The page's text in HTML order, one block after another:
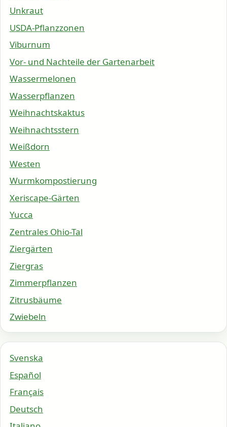
Unkraut
USDA-Pflanzzonen
Viburnum
Vor- und Nachteile der Gartenarbeit
Wassermelonen
Wasserpflanzen
Weihnachtskaktus
Weihnachtsstern
Weißdorn
Westen
Wurmkompostierung
Xeriscape-Gärten
Yucca
Zentrales Ohio-Tal
Ziergärten
Ziergras
Zimmerpflanzen
Zitrusbäume
Zwiebeln
Svenska
Español
Français
Deutsch